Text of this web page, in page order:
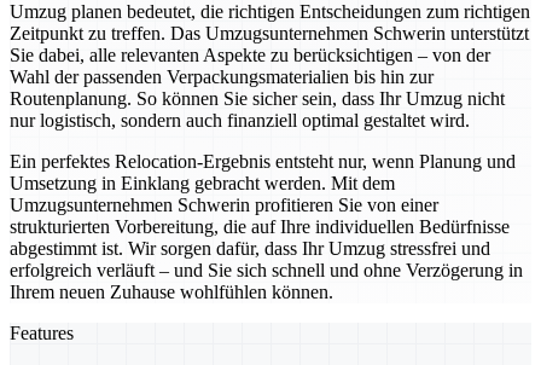
Umzug planen bedeutet, die richtigen Entscheidungen zum richtigen
Zeitpunkt zu treffen. Das Umzugsunternehmen Schwerin unterstützt
Sie dabei, alle relevanten Aspekte zu berücksichtigen – von der
Wahl der passenden Verpackungsmaterialien bis hin zur
Routenplanung. So können Sie sicher sein, dass Ihr Umzug nicht
nur logistisch, sondern auch finanziell optimal gestaltet wird.
Ein perfektes Relocation-Ergebnis entsteht nur, wenn Planung und
Umsetzung in Einklang gebracht werden. Mit dem
Umzugsunternehmen Schwerin profitieren Sie von einer
strukturierten Vorbereitung, die auf Ihre individuellen Bedürfnisse
abgestimmt ist. Wir sorgen dafür, dass Ihr Umzug stressfrei und
erfolgreich verläuft – und Sie sich schnell und ohne Verzögerung in
Ihrem neuen Zuhause wohlfühlen können.
Features